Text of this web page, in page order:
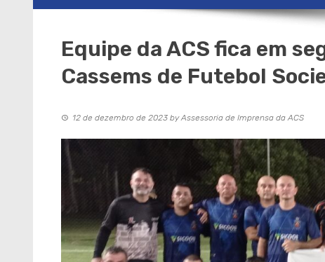
Equipe da ACS fica em
Cassems de Futebol
12 de dezembro de 2023 byAssessoria de Imprensa da ACS